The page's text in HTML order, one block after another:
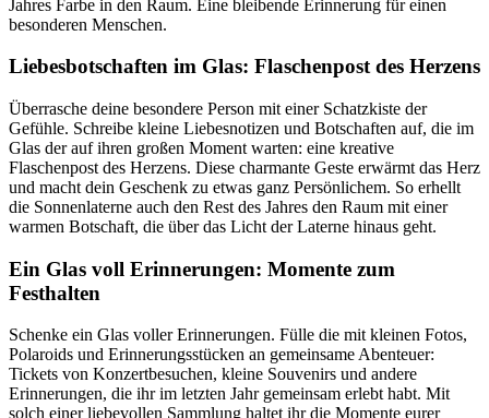
Jahres Farbe in den Raum. Eine bleibende Erinnerung für einen
besonderen Menschen.
Liebesbotschaften im Glas: Flaschenpost des Herzens
Überrasche deine besondere Person mit einer Schatzkiste der
Gefühle. Schreibe kleine Liebesnotizen und Botschaften auf, die im
Glas derauf ihren großen Moment warten: eine kreative
Flaschenpost des Herzens. Diese charmante Geste erwärmt das Herz
und macht dein Geschenk zu etwas ganz Persönlichem. So erhellt
die Sonnenlaterne auch den Rest des Jahres den Raum mit einer
warmen Botschaft, die über das Licht der Laterne hinaus geht.
Ein Glas voll Erinnerungen: Momente zum
Festhalten
Schenke ein Glas voller Erinnerungen. Fülle die mit kleinen Fotos,
Polaroids und Erinnerungsstücken an gemeinsame Abenteuer:
Tickets von Konzertbesuchen, kleine Souvenirs und andere
Erinnerungen, die ihr im letzten Jahr gemeinsam erlebt habt. Mit
solch einer liebevollen Sammlung haltet ihr die Momente eurer